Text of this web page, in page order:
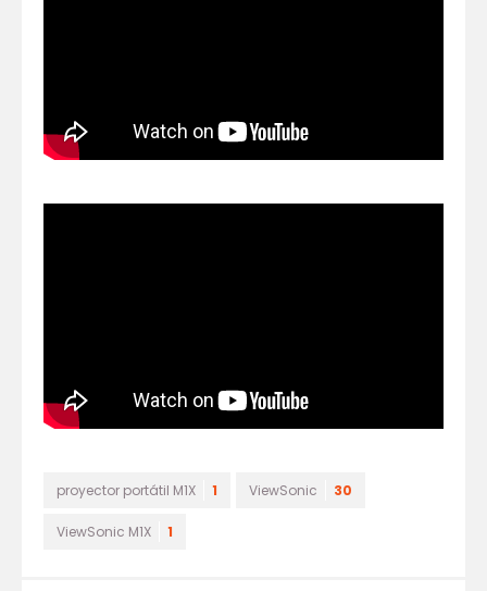
proyector portátil M1X 1 ViewSonic 30
ViewSonic M1X 1